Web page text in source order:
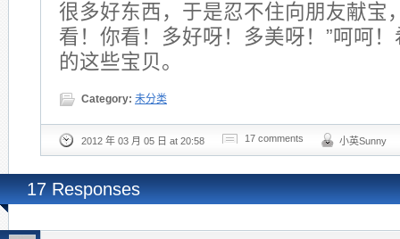
很多好东西，于是忍不住向朋友献宝
看！你看！多好呀！多美呀！”呵呵
的这些宝贝。
Category: 未分类
2012 年 03 月 05 日 at 20:58 17 comments 小英Sunny
17 Responses